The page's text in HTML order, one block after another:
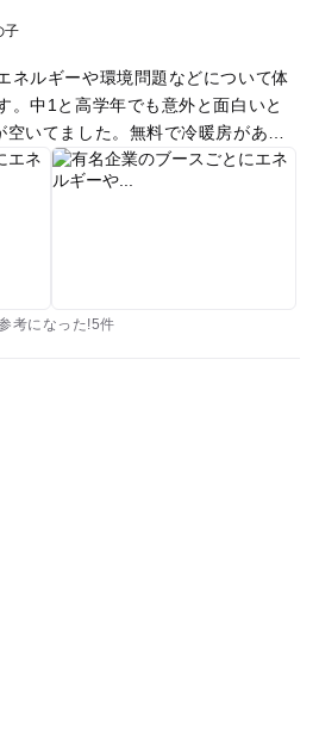
子
ネルギーや環境問題などについて体
。中1と高学年でも意外と面白いと
いてました。無料で冷暖房があっ
考に なった!5件